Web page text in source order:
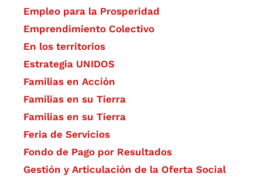
Empleo para la Prosperidad
Emprendimiento Colectivo
En los territorios
Estrategia UNIDOS
Familias en Acción
Familias en su Tierra
Familias en su Tierra
Feria de Servicios
Fondo de Pago por Resultados
Gestión y Articulación de la Oferta Social